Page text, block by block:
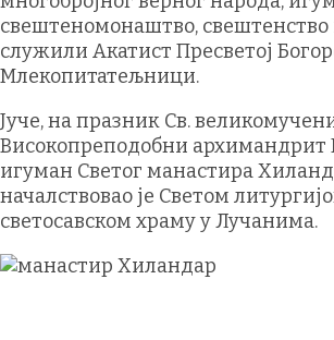
свештеномонаштво, свештенство
служили Акатист Пресветој
Млекопитатељници.
Јуче, на празник Св.
Високопреподобни архимандрит
игуман Светог манастира
началствовао је Светом
светосавском храму у Лучанима.